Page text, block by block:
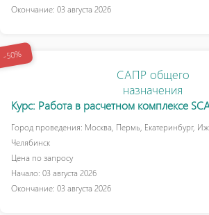
Окончание: 03 августа 2026
-50%
САПР общего
назначения
Курс: Работа в расчетном комплексе
Город проведения: Москва, Пермь, Екатеринбург,
Челябинск
Цена по запросу
Начало: 03 августа 2026
Окончание: 03 августа 2026